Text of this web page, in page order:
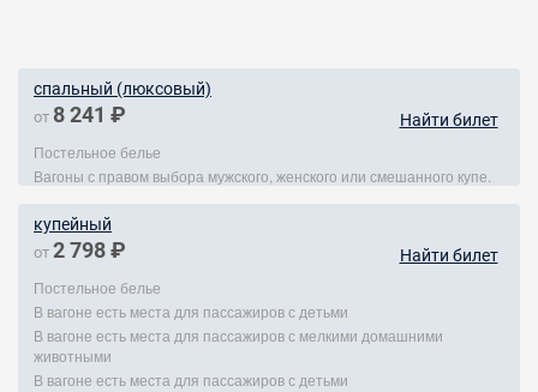
спальный (люксовый)
от 8 241 ₽ Найти билет
Постельное белье
Вагоны с правом выбора мужского, женского или смешанного купе.
купейный
от 2 798 ₽ Найти билет
Постельное белье
В вагоне есть места для пассажиров с детьми
В вагоне есть места для пассажиров с мелкими домашними
животными
В вагоне есть места для пассажиров с детьми